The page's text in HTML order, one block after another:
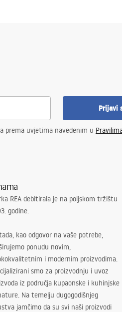
Prijavi
prema uvjetima navedenim u
REA debitirala je na poljskom tržištu
godine.
kao odgovor na vaše potrebe,
ponudu novim,
i modernim proizvodima.
smo za proizvodnju i uvoz
iz područja kupaonske i kuhinjske
Na temelju dugogodišnjeg
jamčimo da su svi naši proizvodi